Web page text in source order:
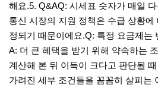
해요.​5. Q&A​Q: 시세표 숫자가 매일
통신 시장의 지원 정책은 수급 상황에
정되기 때문이에요.​Q: 특정 요금제는
A: 더 큰 혜택을 받기 위해 약속하는
계산해 본 뒤 이득이 크다고 판단될
가려진 세부 조건들을 꼼꼼히 살피는